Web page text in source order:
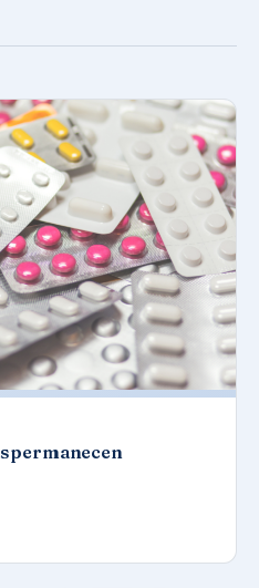
permanecen